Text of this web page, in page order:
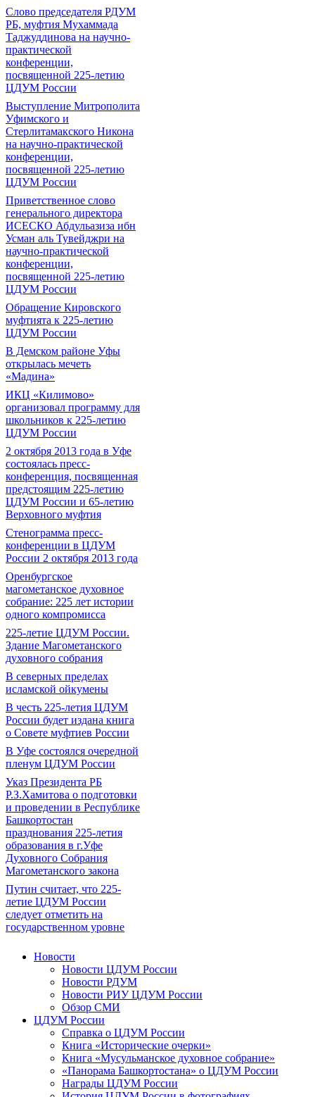
Слово председателя РДУМ
РБ, муфтия Мухаммада
Таджуддинова на научно-
практической
конференции,
посвященной 225-летию
ЦДУМ России
Выступление Митрополита
Уфимского и
Стерлитамакского Никона
на научно-практической
конференции,
посвященной 225-летию
ЦДУМ России
Приветственное слово
генерального директора
ИСЕСКО Абдульазиза ибн
Усман аль Тувейджри на
научно-практической
конференции,
посвященной 225-летию
ЦДУМ России
Обращение Кировского
муфтията к 225-летию
ЦДУМ России
В Демском районе Уфы
открылась мечеть
«Мадина»
ИКЦ «Килимово»
организовал программу для
школьников к 225-летию
ЦДУМ России
2 октября 2013 года в Уфе
состоялась пресс-
конференция, посвященная
предстоящим 225-летию
ЦДУМ России и 65-летию
Верховного муфтия
Стенограмма пресс-
конференции в ЦДУМ
России 2 октября 2013 года
Оренбургское
магометанское духовное
собрание: 225 лет истории
одного компромисса
225-летие ЦДУМ России.
Здание Магометанского
духовного собрания
В северных пределах
исламской ойкумены
В честь 225-летия ЦДУМ
России будет издана книга
о Совете муфтиев России
В Уфе состоялся очередной
пленум ЦДУМ России
Указ Президента РБ
Р.З.Хамитова о подготовки
и проведении в Республике
Башкортостан
празднования 225-летия
образования в г.Уфе
Духовного Собрания
Магометанского закона
Путин считает, что 225-
летие ЦДУМ России
следует отметить на
государственном уровне
Новости
Новости ЦДУМ России
Новости РДУМ
Новости РИУ ЦДУМ России
Обзор СМИ
ЦДУМ России
Справка о ЦДУМ России
Книга «Исторические очерки»
Книга «Мусульманское духовное собрание»
«Панорама Башкортостана» о ЦДУМ России
Награды ЦДУМ России